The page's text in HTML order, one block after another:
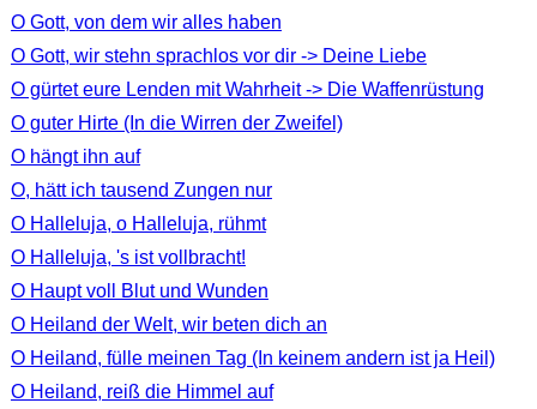
O Gott, von dem wir alles haben
O Gott, wir stehn sprachlos vor dir -> Deine Liebe
O gürtet eure Lenden mit Wahrheit -> Die Waffenrüstung
O guter Hirte (In die Wirren der Zweifel)
O hängt ihn auf
O, hätt ich tausend Zungen nur
O Halleluja, o Halleluja, rühmt
O Halleluja, 's ist vollbracht!
O Haupt voll Blut und Wunden
O Heiland der Welt, wir beten dich an
O Heiland, fülle meinen Tag (In keinem andern ist ja Heil)
O Heiland, reiß die Himmel auf